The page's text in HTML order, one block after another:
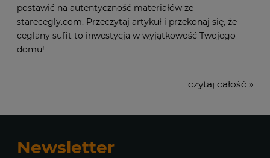
postawić na autentyczność materiałów ze
starecegly.com. Przeczytaj artykuł i przekonaj się, że
ceglany sufit to inwestycja w wyjątkowość Twojego
domu!
czytaj całość »
Newsletter